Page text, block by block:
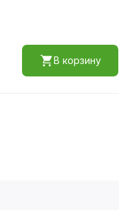
В корзину